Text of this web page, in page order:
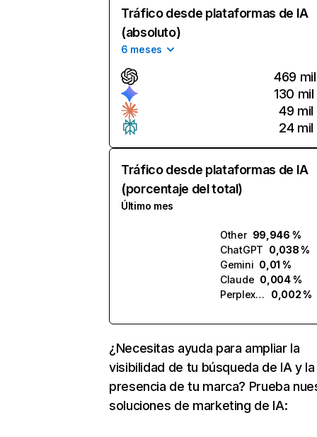
Tráfico desde plataformas de IA
(absoluto)
6 meses
469 mil
130 mil
49 mil
24 mil
Tráfico desde plataformas de IA
(porcentaje del total)
Último mes
Other 99,946 %
ChatGPT 0,038 %
Gemini 0,01 %
Claude 0,004 %
Perplexity
0,002 %
¿Necesitas ayuda para ampliar la
visibilidad de tu búsqueda de IA y la
presencia de tu marca? Prueba
soluciones de marketing de IA: